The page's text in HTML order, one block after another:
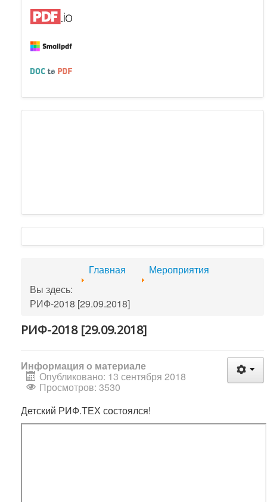
Вы здесь:
Главная Мероприятия
РИФ-2018 [29.09.2018]
РИФ-2018 [29.09.2018]
Информация о материале
Опубликовано: 13 сентября 2018
Просмотров: 3530
Детский РИФ.ТЕХ состоялся!